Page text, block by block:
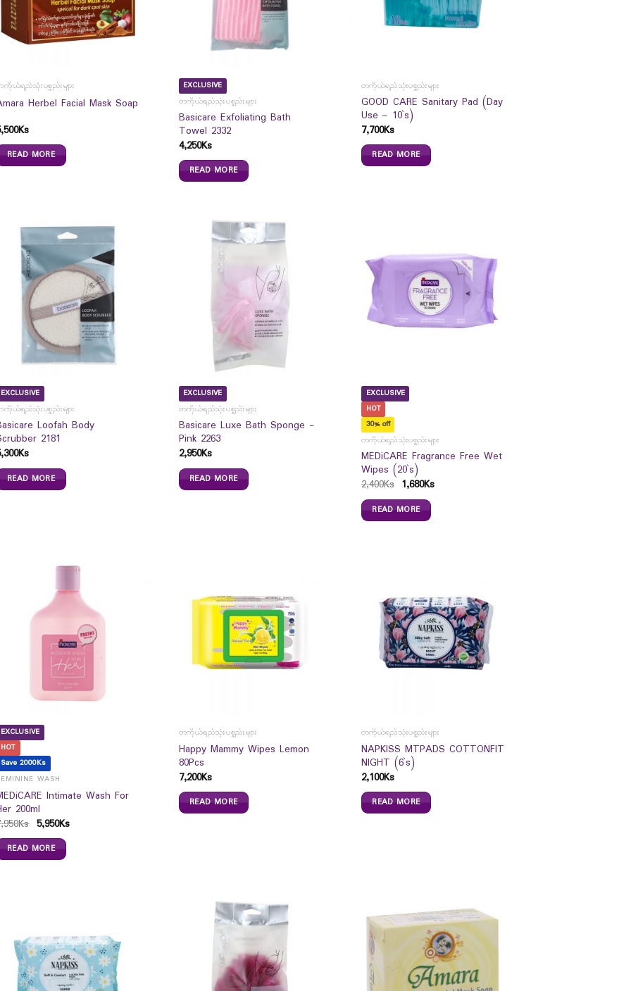
ယ်ရည်သုံးပစ္စည်းများ
Herbel Facial Mask Soap
Ks
READ MORE
EXCLUSIVE
တကိုယ်ရည်သုံးပစ္စည်းများ
Basicare Exfoliating Bath
Towel 2332
4,250Ks
READ MORE
တကိုယ်ရည်သုံးပစ္စည်းများ
GOOD CARE Sanitary Pad (Day
Use – 10`s)
7,700Ks
READ MORE
EXCLUSIVE
ယ်ရည်သုံးပစ္စည်းများ
Loofah Body
2181
Ks
READ MORE
EXCLUSIVE
တကိုယ်ရည်သုံးပစ္စည်းများ
Basicare Luxe Bath Sponge -
Pink 2263
2,950Ks
READ MORE
EXCLUSIVE
HOT
30% off
တကိုယ်ရည်သုံးပစ္စည်းများ
MEDiCARE Fragrance Free Wet
Wipes (20`s)
2,400Ks 1,680Ks
READ MORE
EXCLUSIVE
HOT
Save 2000Ks
WASH
Intimate Wash For
200ml
Ks 5,950Ks
READ MORE
တကိုယ်ရည်သုံးပစ္စည်းများ
Happy Mammy Wipes Lemon
80Pcs
7,200Ks
READ MORE
တကိုယ်ရည်သုံးပစ္စည်းများ
NAPKISS MTPADS COTTONFIT
NIGHT (6`s)
2,100Ks
READ MORE